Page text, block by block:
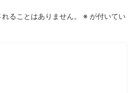
ることはありません。 ※ が付いてい